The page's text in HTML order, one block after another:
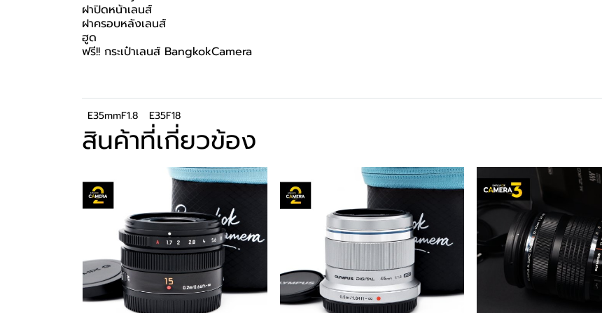
ฝาปิดหน้าเลนส์
ฝาครอบหลังเลนส์
ฮูด
ฟรี!! กระเป๋าเลนส์ BangkokCamera
E35mmF1.8 E35F18
สินค้าที่เกี่ยวข้อง